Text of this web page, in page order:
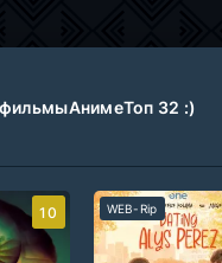
АнимеТоп 32 :)
10 WEB-Rip